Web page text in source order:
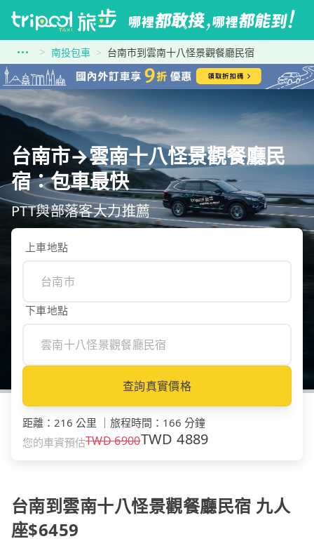
南投包車 台南市到雲南十八怪景觀餐廳民宿
台南市→雲南十八怪景觀餐廳民
宿：包車最快
PTT與部落客大力推薦
上車地點
下車地點
查詢真實價格
距離 ： 216 公里 旅程時間 ： 166 分鐘
您的車資預估TWD6900TWD4889
台南到雲南十八怪景觀餐廳民宿 九人
座$6459